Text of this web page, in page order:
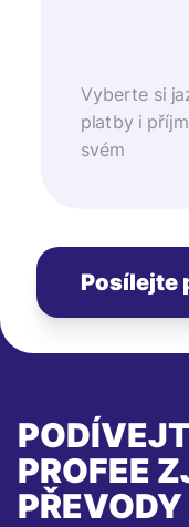
Vyberte si
platby i
svém
Posílejte
PROFEE
PŘEVODY